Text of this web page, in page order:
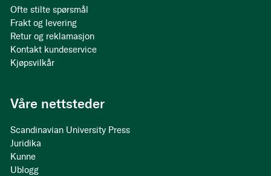
Ofte stilte spørsmål
Frakt og levering
Retur og reklamasjon
Kontakt kundeservice
Kjøpsvilkår
Våre nettsteder
Scandinavian University Press
Juridika
Kunne
Ublogg